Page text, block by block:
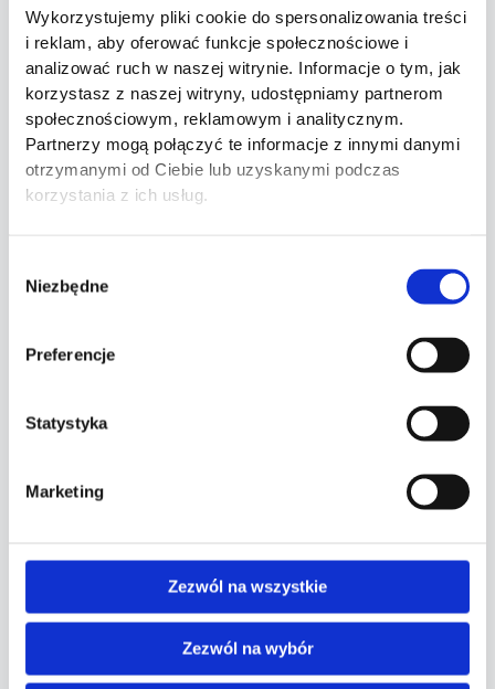
Wykorzystujemy pliki cookie do spersonalizowania treści
i reklam, aby oferować funkcje społecznościowe i
analizować ruch w naszej witrynie. Informacje o tym, jak
korzystasz z naszej witryny, udostępniamy partnerom
społecznościowym, reklamowym i analitycznym.
Partnerzy mogą połączyć te informacje z innymi danymi
otrzymanymi od Ciebie lub uzyskanymi podczas
korzystania z ich usług.
zgody
Niezbędne
Preferencje
Statystyka
Marketing
Zezwól na wszystkie
Zezwól na wybór
Lek. Katarzyna Rusinowicz
Dr n. med. Margareta Budner
Lek. Agnieszka Urzykowska
Mgr Aleksander Charakterow
Zuzanna Krupinska
Mgr. Julita Księżycka
Lek. Karolina Oskroba
Kinga Woźniak
Medycyna
Opieka okołoporodowa
Fizjoterapia
Logopedia
Dermatologia
Chirurgia plastyczna
Medycyna estetyczna
Zabiegi na ciało